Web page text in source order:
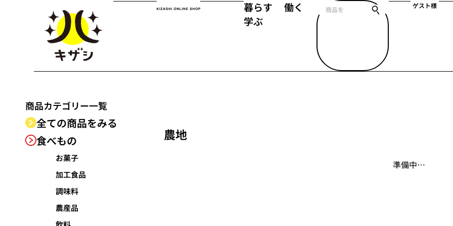
暮らす
働く
学ぶ
ゲスト様
商品カテゴリー一覧
全ての商品をみる
食べもの
お菓子
加工食品
調味料
農産品
農地
準備中…